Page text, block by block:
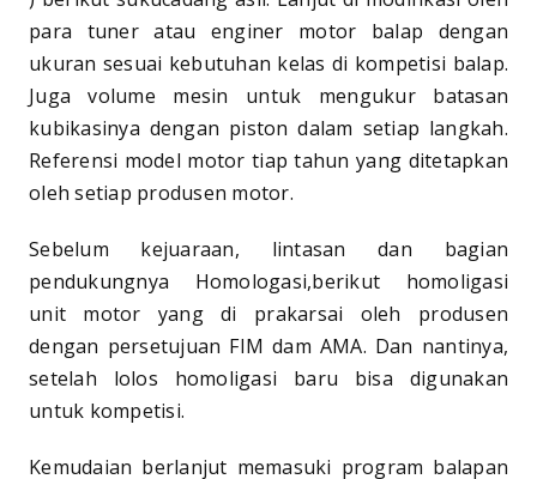
para tuner atau enginer motor balap dengan
ukuran sesuai kebutuhan kelas di kompetisi balap.
Juga volume mesin untuk mengukur batasan
kubikasinya dengan piston dalam setiap langkah.
Referensi model motor tiap tahun yang ditetapkan
oleh setiap produsen motor.
Sebelum kejuaraan, lintasan dan bagian
pendukungnya Homologasi,berikut homoligasi
unit motor yang di prakarsai oleh produsen
dengan persetujuan FIM dam AMA. Dan nantinya,
setelah lolos homoligasi baru bisa digunakan
untuk kompetisi.
Kemudaian berlanjut memasuki program balapan